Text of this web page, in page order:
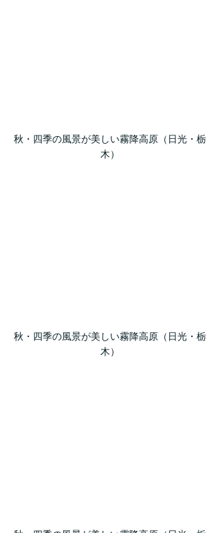
秋・四季の風景が美しい霧降高原（日光・栃
木）
秋・四季の風景が美しい霧降高原（日光・栃
木）